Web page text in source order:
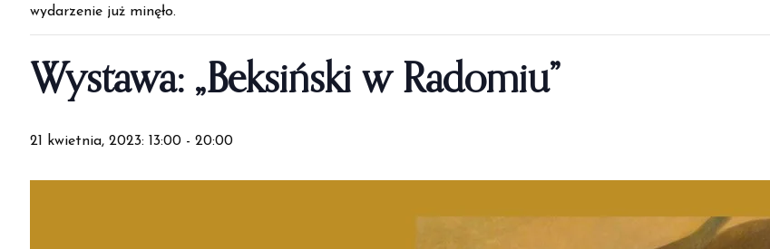
wydarzenie już minęło.
Wystawa: „Beksiński w Radomiu”
21 kwietnia, 2023: 13:00 - 20:00